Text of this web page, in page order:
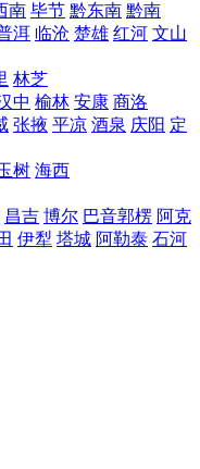
南 毕节 黔东南 黔南
洱 临沧 楚雄 红河 文山
林芝
中 榆林 安康 商洛
张掖 平凉 酒泉 庆阳 定
树 海西
昌吉 博尔 巴音郭楞 阿克
伊犁 塔城 阿勒泰 石河